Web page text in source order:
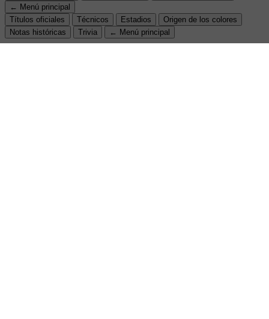
← Menú principal
Títulos oficiales
Técnicos Estadios
Origen de los colores
Notas históricas
Trivia ← Menú principal